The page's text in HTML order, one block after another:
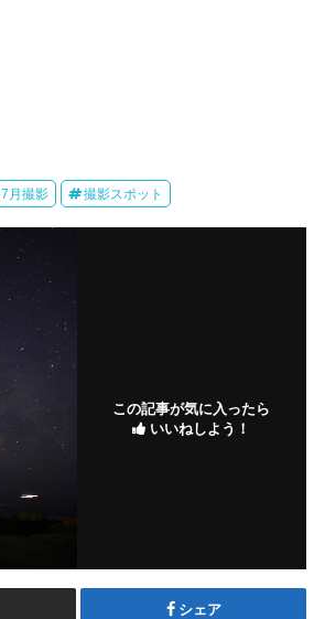
7月撮影 撮影スポット
この記事が気に入ったら
いいねしよう！
シェア